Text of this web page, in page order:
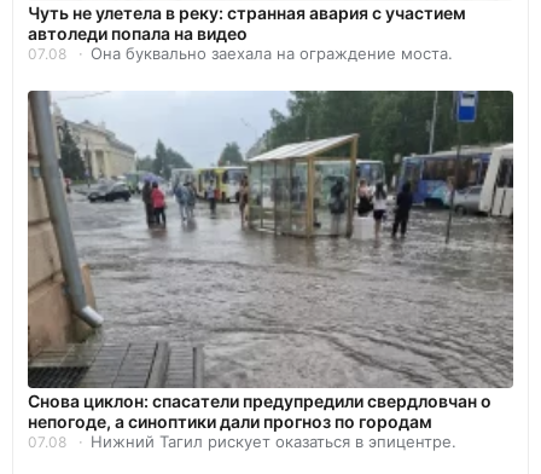
Чуть не улетела в реку: странная авария с участием
автоледи попала на видео
07.08 Она буквально заехала на ограждение моста.
Снова циклон: спасатели предупредили свердловчан о
непогоде, а синоптики дали прогноз по городам
07.08 Нижний Тагил рискует оказаться в эпицентре.